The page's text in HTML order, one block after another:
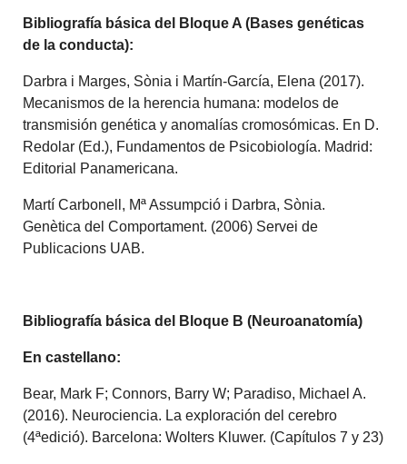
Bibliografía básica del Bloque A (Bases genéticas
de la conducta):
Darbra i Marges, Sònia i Martín-García, Elena (2017).
Mecanismos de la herencia humana: modelos de
transmisión genética y anomalías cromosómicas. En D.
Redolar (Ed.), Fundamentos de Psicobiología. Madrid:
Editorial Panamericana.
Martí Carbonell, Mª Assumpció i Darbra, Sònia.
Genètica del Comportament. (2006) Servei de
Publicacions UAB.
Bibliografía básica del Bloque B (Neuroanatomía)
En castellano:
Bear, Mark F; Connors, Barry W; Paradiso, Michael A.
(2016). Neurociencia. La exploración del cerebro
(4ªedició). Barcelona: Wolters Kluwer. (Capítulos 7 y 23)